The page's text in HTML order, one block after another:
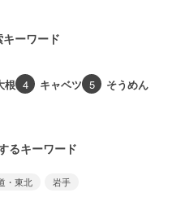
ーワード
根 4 キャベツ 5 そうめん
るキーワード
・東北 岩手